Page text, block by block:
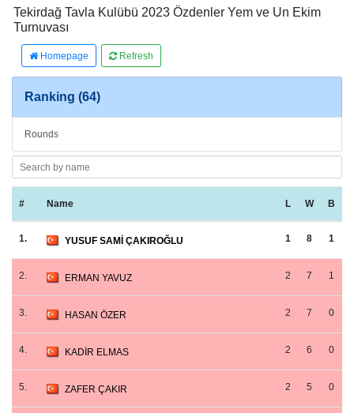
Tekirdağ Tavla Kulübü 2023 Özdenler Yem ve Un Ekim
Turnuvası
Homepage Refresh
Ranking (64)
Rounds
# Name L W B
1. YUSUF SAMİ ÇAKIROĞLU 1 8 1
2. ERMAN YAVUZ 2 7 1
3. HASAN ÖZER 2 7 0
4. KADİR ELMAS 2 6 0
5. ZAFER ÇAKIR 2 5 0